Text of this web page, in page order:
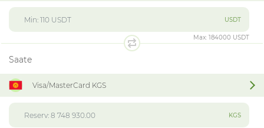
USDT
Max: 184000 USDT
Saate
Visa/MasterCard KGS
KGS